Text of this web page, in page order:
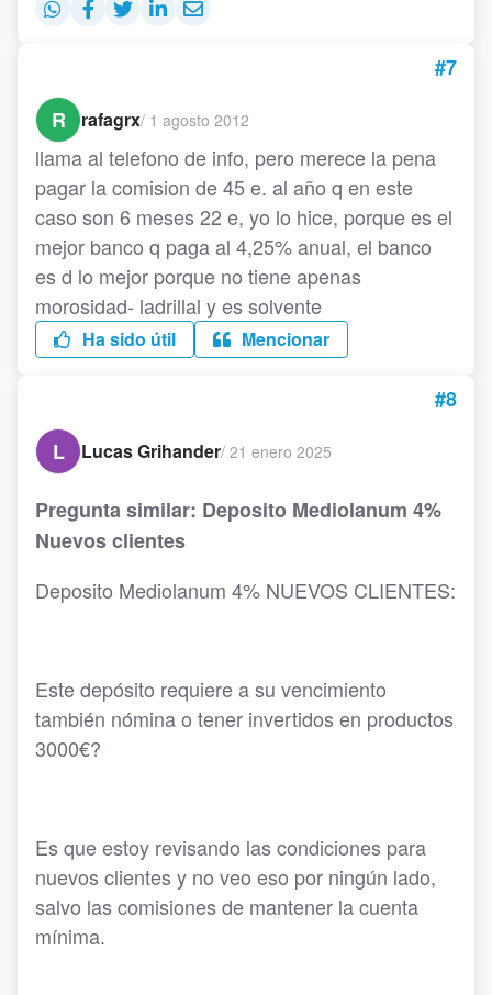
#7
R
rafagrx/ 1 agosto 2012
llama al telefono de info, pero merece la pena
pagar la comision de 45 e. al año q en este
caso son 6 meses 22 e, yo lo hice, porque es el
mejor banco q paga al 4,25% anual, el banco
es d lo mejor porque no tiene apenas
morosidad- ladrillal y es solvente
Ha sido útil Mencionar
#8
L
Lucas Grihander/ 21 enero 2025
Pregunta similar: Deposito Mediolanum 4%
Nuevos clientes
Deposito Mediolanum 4% NUEVOS CLIENTES:
Este depósito requiere a su vencimiento
también nómina o tener invertidos en productos
3000€?
Es que estoy revisando las condiciones para
nuevos clientes y no veo eso por ningún lado,
salvo las comisiones de mantener la cuenta
mínima.